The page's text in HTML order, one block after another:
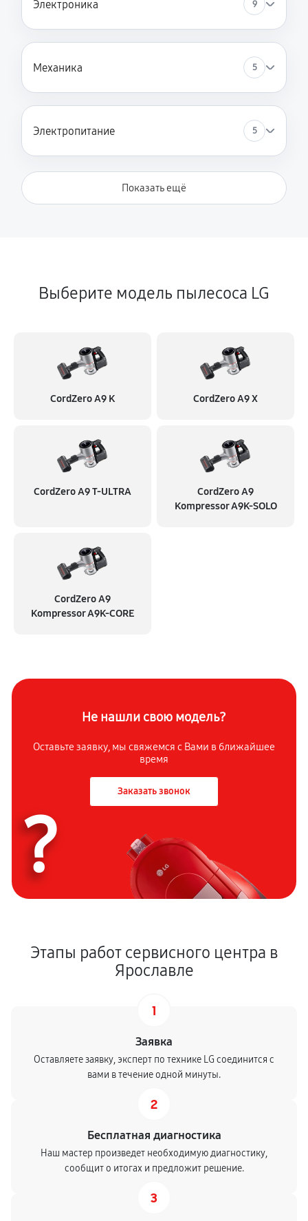
2080 руб 60 минут
Электроника 9
Механика 5
Электропитание 5
Показать ещё
Выберите модель пылесоса LG
CordZero A9 K CordZero A9 X
CordZero A9 T-ULTRA
CordZero A9
Kompressor A9K-SOLO
CordZero A9
Kompressor A9K-CORE
Не нашли свою модель?
Оставьте заявку, мы свяжемся с Вами в ближайшее
время
Заказать звонок
?
Этапы работ сервисного центра в
Ярославле
1
Заявка
Оставляете заявку, эксперт по технике LG соединится с
вами в течение одной минуты.
2
Бесплатная диагностика
Наш мастер произведет необходимую диагностику,
сообщит о итогах и предложит решение.
3